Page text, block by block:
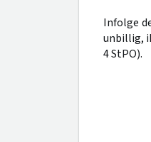
Infolge
unbillig,
4 StPO).